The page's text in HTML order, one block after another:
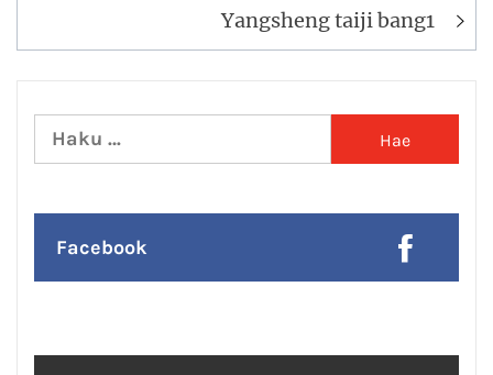
Yangsheng taiji bang1
Haku:
Facebook